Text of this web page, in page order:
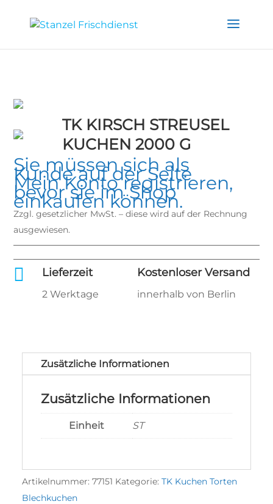
TK KIRSCH STREUSEL
KUCHEN 2000 G
Sie müssen sich als
Kunde auf der Seite
Mein Kontoregistrieren,
bevor sie im Shop
einkaufen können.
Zzgl. gesetzlicher MwSt. – diese wird auf der Rechnung
ausgewiesen.
 Lieferzeit
2 Werktage
Kostenloser Versand
innerhalb von Berlin
Zusätzliche Informationen
Zusätzliche Informationen
Einheit ST
Artikelnummer: 77151 Kategorie: TK Kuchen Torten
Blechkuchen